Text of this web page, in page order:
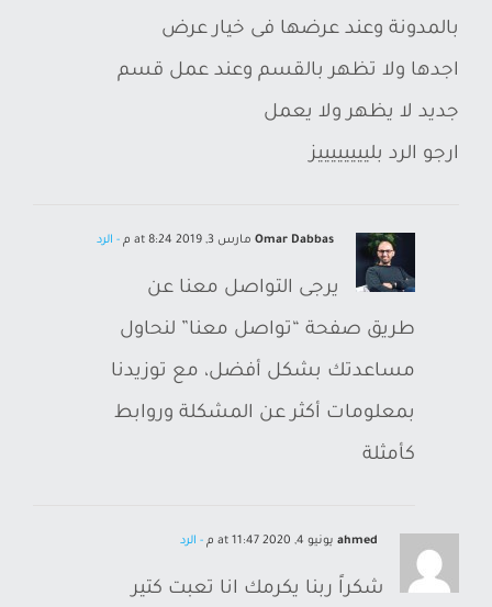
بالمدونة وعند عرضها فى خيار عرض
اجدها ولا تظهر بالقسم وعند عمل قسم
جديد لا يظهر ولا يعمل
ارجو الرد بلييييييييز
Omar Dabbas مارس 3, 2019 at 8:24 م - الرد
يرجى التواصل معنا عن
طريق صفحة “تواصل معنا” لنحاول
مساعدتك بشكل أفضل، مع توزيدنا
بمعلومات أكثر عن المشكلة وروابط
كأمثلة
ahmed يونيو 4, 2020 at 11:47 م - الرد
شكراً ربنا يكرمك انا تعبت كتير